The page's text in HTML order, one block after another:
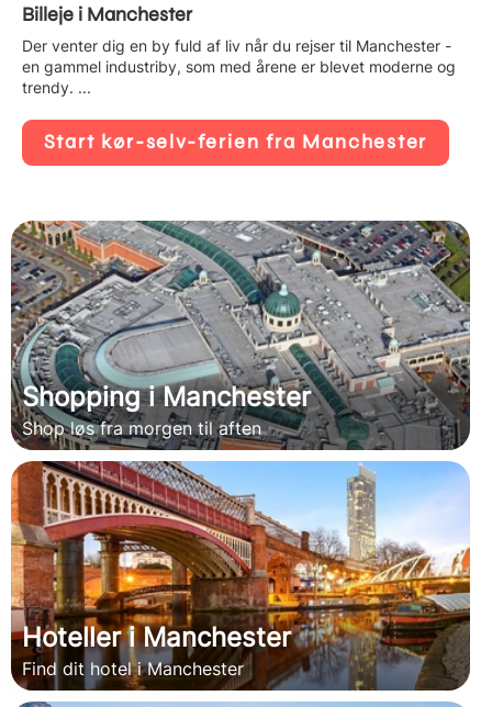
Billeje i Manchester
Der venter dig en by fuld af liv når du rejser til Manchester -
en gammel industriby, som med årene er blevet moderne og
trendy. ...
Start kør-selv-ferien fra Manchester
Shopping i Manchester
Shop løs fra morgen til aften
Hoteller i Manchester
Find dit hotel i Manchester